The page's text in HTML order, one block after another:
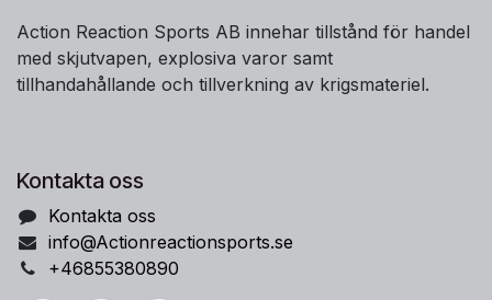
Action Reaction Sports AB innehar tillstånd för handel
med skjutvapen, explosiva varor samt
tillhandahållande och tillverkning av krigsmateriel.
Kontakta oss
Kontakta oss
info@Actionreactionsports.se
+46855380890